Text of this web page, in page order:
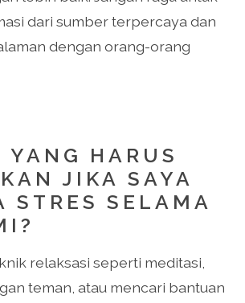
dari sumber terpercaya dan
dengan orang-orang
YANG HARUS
JIKA SAYA
STRES SELAMA
relaksasi seperti meditasi,
teman, atau mencari bantuan